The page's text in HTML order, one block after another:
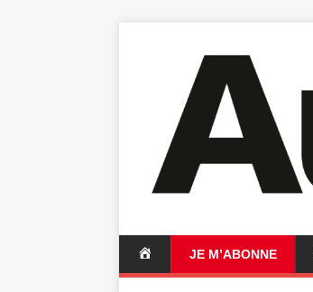
C
JE M’ABONNE